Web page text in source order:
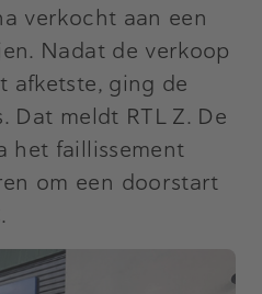
verkocht aan een
Nadat de verkoop
afketste, ging de
Dat meldt RTL Z. De
het faillissement
om een doorstart